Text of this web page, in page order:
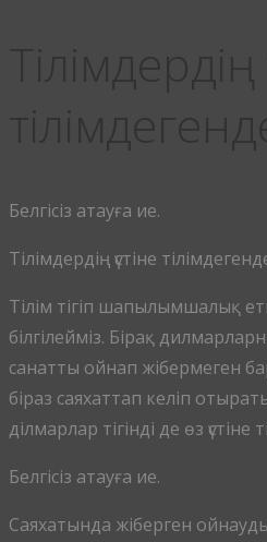
Белгісіз атауға ие.
Тілімдердің үстіне
Тілім тігіп шапылымшалық
білгілейміз. Бірақ
санатты ойнап жібермеген
біраз саяхаттап келіп
ділмарлар тігінді де өз үстіне
Белгісіз атауға ие.
Саяхатында жіберген